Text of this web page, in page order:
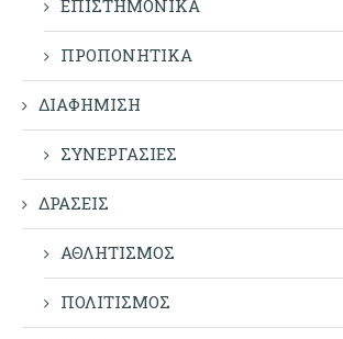
ΕΠΙΣΤΗΜΟΝΙΚΑ
ΠΡΟΠΟΝΗΤΙΚΑ
ΔΙΑΦΗΜΙΣΗ
ΣΥΝΕΡΓΑΣΙΕΣ
ΔΡΑΣΕΙΣ
ΑΘΛΗΤΙΣΜΟΣ
ΠΟΛΙΤΙΣΜΟΣ